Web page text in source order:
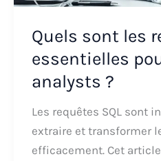
Quels sont les
essentielles
analysts ?
Les requêtes SQL sont
extraire et transformer
efficacement. Cet